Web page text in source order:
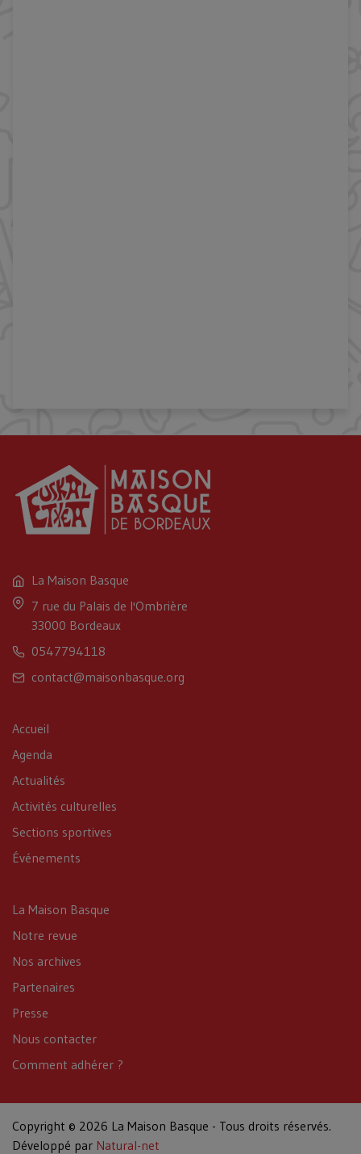
La Maison Basque
7 rue du Palais de l'Ombrière
33000 Bordeaux
0547794118
contact@maisonbasque.org
Accueil
Agenda
Actualités
Activités culturelles
Sections sportives
Événements
La Maison Basque
Notre revue
Nos archives
Partenaires
Presse
Nous contacter
Comment adhérer ?
Copyright © 2026 La Maison Basque - Tous droits réservés.
Développé par Natural-net